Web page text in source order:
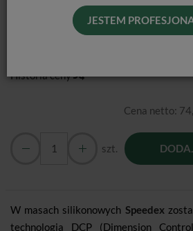
JESTEM
C-silikon o właściwościach A-silikonu
Coltene
Historia ceny
Cena netto:
szt.
W masach silikonowych Speedex
technologia DCP (Dimension